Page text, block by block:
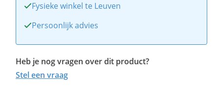
Fysieke winkel te Leuven
Persoonlijk advies
Heb je nog vragen over dit product?
Stel een vraag